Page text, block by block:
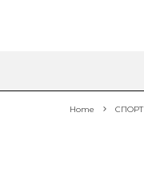
Home СПОРТ